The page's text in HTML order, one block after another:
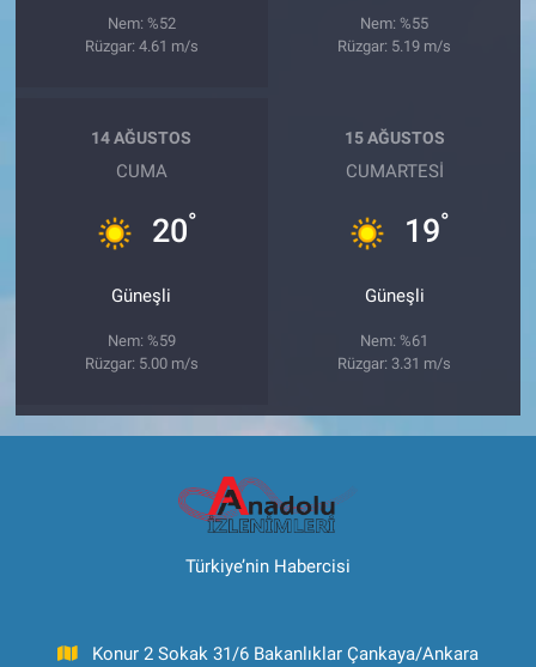
Nem: %52
Rüzgar: 4.61 m/s
Nem: %55
Rüzgar: 5.19 m/s
14 AĞUSTOS
CUMA
20°
Güneşli
Nem: %59
Rüzgar: 5.00 m/s
15 AĞUSTOS
CUMARTESI
19°
Güneşli
Nem: %61
Rüzgar: 3.31 m/s
Türkiye’nin Habercisi
Konur 2 Sokak 31/6 Bakanlıklar Çankaya/Ankara